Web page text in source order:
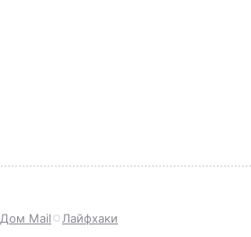
Дом Mail Лайфхаки